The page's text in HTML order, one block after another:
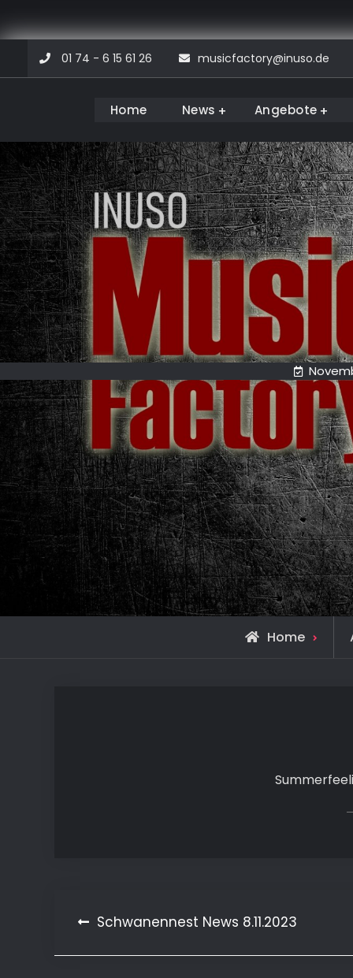
content
01 74 - 6 15 61 26 musicfactory@inuso.de
Musicfactory
Home News Angebote
Home
Beitragsnavigation
Schwanennest News 8.11.2023